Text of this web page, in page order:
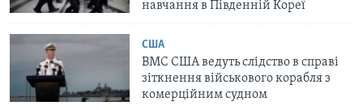
навчання в Південній Кореї
США
ВМС США ведуть слідство в справі
зіткнення військового корабля з
комерційним судном